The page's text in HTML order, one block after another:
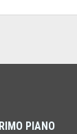
PIANO